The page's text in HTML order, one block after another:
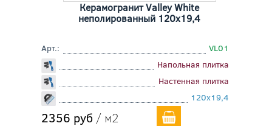
Керамогранит Valley White
неполированный 120x19,4
Арт.:
VL01
Напольная плитка
Настенная плитка
120x19,4
2356 руб / м2